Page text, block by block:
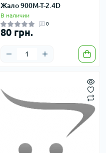
Жало 900M-T-2.4D
В наличии
0
80 грн.